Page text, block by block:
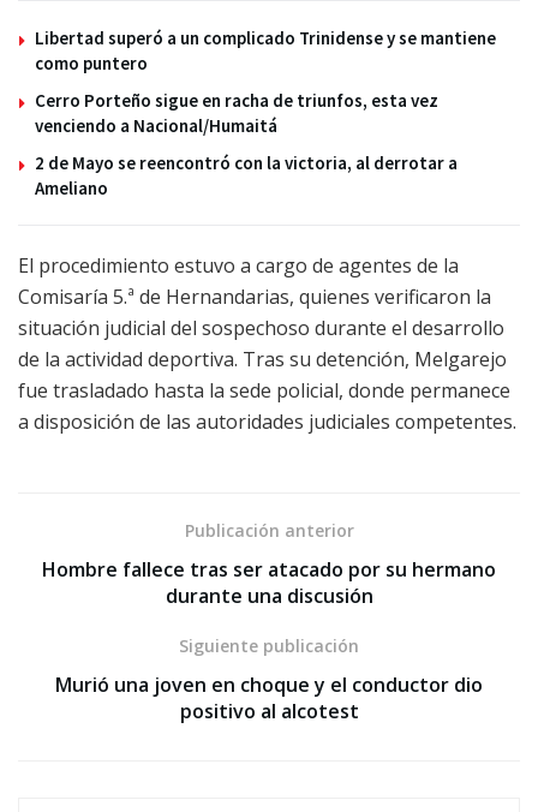
Libertad superó a un complicado Trinidense y se mantiene
como puntero
Cerro Porteño sigue en racha de triunfos, esta vez
venciendo a Nacional/Humaitá
2 de Mayo se reencontró con la victoria, al derrotar a
Ameliano
El procedimiento estuvo a cargo de agentes de la
Comisaría 5.ª de Hernandarias, quienes verificaron la
situación judicial del sospechoso durante el desarrollo
de la actividad deportiva. Tras su detención, Melgarejo
fue trasladado hasta la sede policial, donde permanece
a disposición de las autoridades judiciales competentes.
Publicación anterior
Hombre fallece tras ser atacado por su hermano
durante una discusión
Siguiente publicación
Murió una joven en choque y el conductor dio
positivo al alcotest